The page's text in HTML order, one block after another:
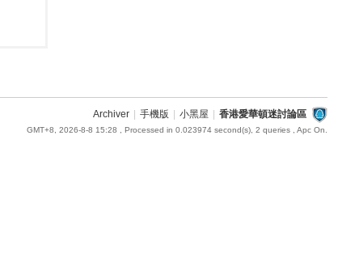
Archiver 手機版 小黑屋 香港愛華頓迷討論區
GMT+8, 2026-8-8 15:28 , Processed in 0.023974 second(s), 2 queries , Apc On.